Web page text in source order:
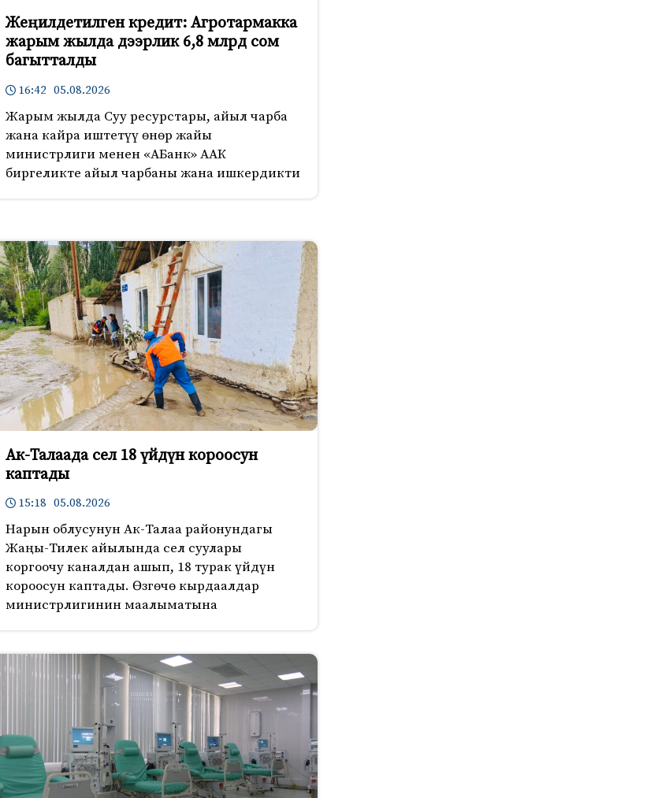
Жеңилдетилген кредит: Агротармакка
жарым жылда дээрлик 6,8 млрд сом
багытталды
16:42 05.08.2026
Жарым жылда Суу ресурстары, айыл чарба
жана кайра иштетүү өнөр жайы
министрлиги менен «АБанк» ААК
биргеликте айыл чарбаны жана ишкердикти
Ак-Талаада сел 18 үйдүн короосун
каптады
15:18 05.08.2026
Нарын облусунун Ак-Талаа районундагы
Жаңы-Тилек айылында сел суулары
коргоочу каналдан ашып, 18 турак үйдүн
короосун каптады. Өзгөчө кырдаалдар
министрлигинин маалыматына